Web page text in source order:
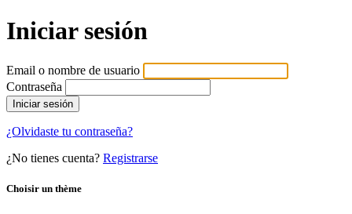
Iniciar sesión
Email o nombre de usuario
Contraseña
Iniciar sesión
¿Olvidaste tu contraseña?
¿No tienes cuenta? Registrarse
Choisir un thème